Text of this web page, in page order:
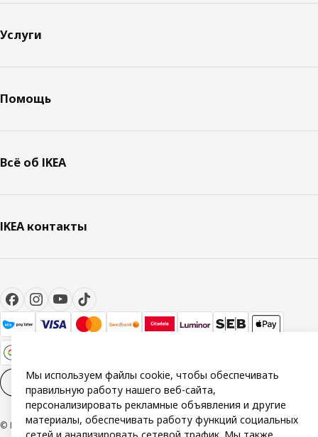
Услуги
Помощь
Всё об IKEA
IKEA контакты
Настройки файлов cookies RU
© Inter IKEA Systems B.V. 1999-2026
Мы используем файлы cookie, чтобы обеспечивать
правильную работу нашего веб-сайта,
персонализировать рекламные объявления и другие
материалы, обеспечивать работу функций социальных